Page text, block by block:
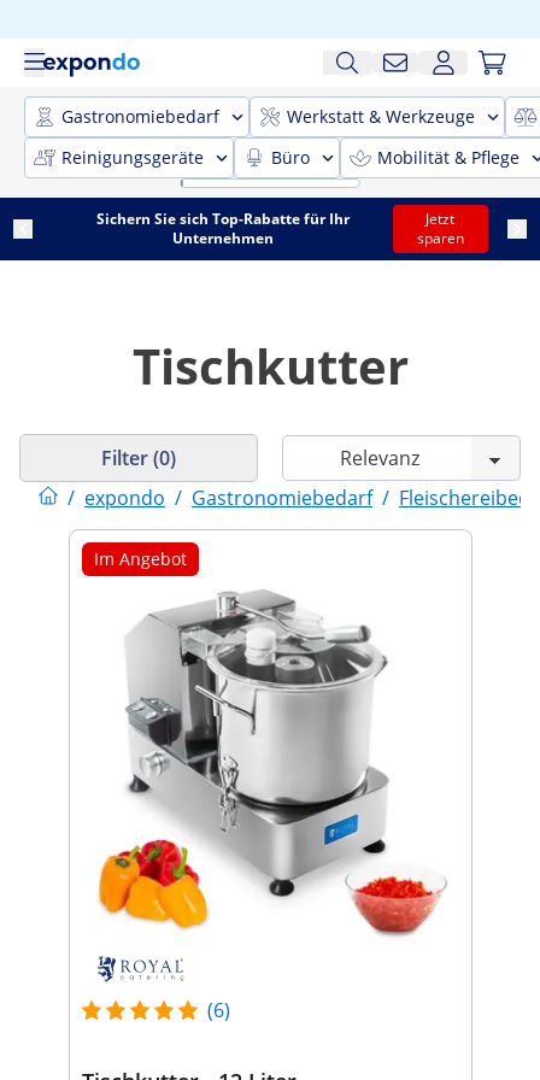
Gastronomiebedarf
Werkstatt & Werkzeuge
Reinigungsgeräte
Büro Mobilität & Pflege
Sichern Sie sich Top-Rabatte für Ihr
Unternehmen
Jetzt
sparen
Tischkutter
/ expondo / Gastronomiebedarf /
Filter (0)
Im Angebot
(6)